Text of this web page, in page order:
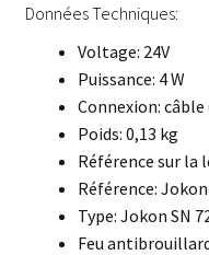
Données Techniques:
Voltage: 24V
Puissance: 4 W
Connexion: câble
Poids: 0,13 kg
Référence sur la
Référence: Jokon
Type: Jokon SN
Feu